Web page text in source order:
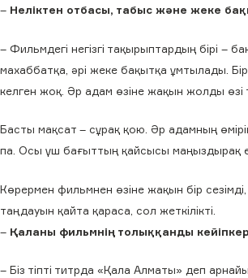
– Неліктен отбасы, табыс және жеке
– Фильмдегі негізгі тақырыптардың бірі –
махаббатқа, әрі жеке бақытқа ұмтылады.
келген жоқ. Әр адам өзіне жақын жолды өзі
Басты мақсат – сұрақ қою. Әр адамның
па. Осы үш бағыттың қайсысы маңыздырақ
Көрермен фильмнен өзіне жақын бір
таңдауын қайта қараса, сол жеткілікті.
– Қаланы фильмнің толыққанды
– Біз тіпті титрда «Қала Алматы» деп